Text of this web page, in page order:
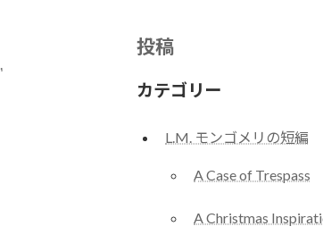
投稿
カテゴリー
L.M. モンゴメリの短編
A Case of Trespass
A Christmas